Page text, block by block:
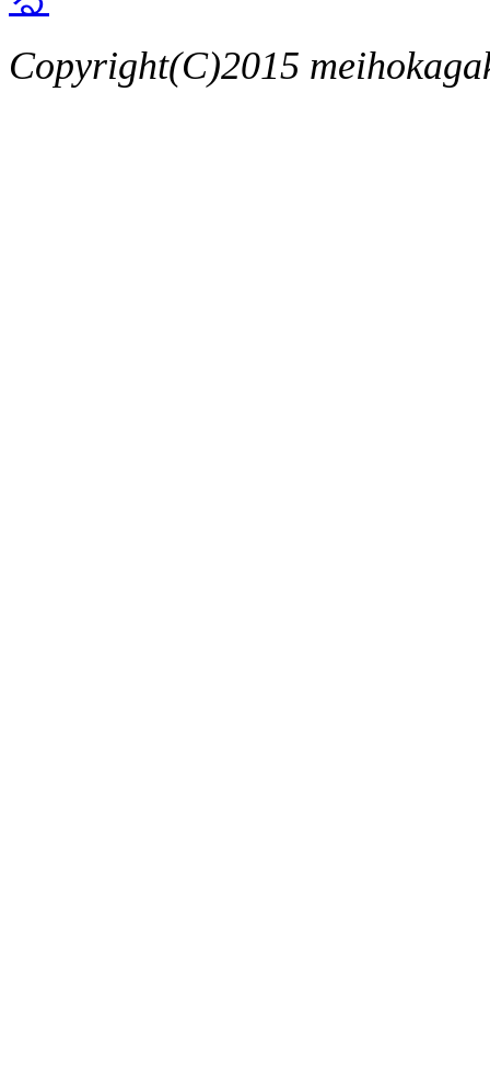
Copyright(C)2015